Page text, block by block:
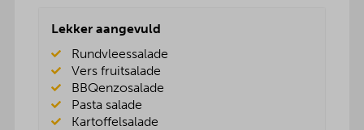
Lekker aangevuld
Rundvleessalade
Vers fruitsalade
BBQenzosalade
Pasta salade
Kartoffelsalade